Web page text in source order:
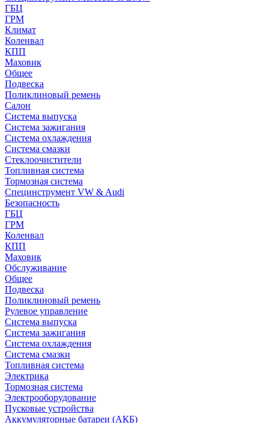
ГБЦ
ГРМ
Климат
Коленвал
КПП
Маховик
Общее
Подвеска
Поликлиновый ремень
Салон
Система выпуска
Система зажигания
Система охлаждения
Система смазки
Стеклоочистители
Топливная система
Тормозная система
Специнструмент VW & Audi
Безопасность
ГБЦ
ГРМ
Коленвал
КПП
Маховик
Обслуживание
Общее
Подвеска
Поликлиновый ремень
Рулевое управление
Система выпуска
Система зажигания
Система охлаждения
Система смазки
Топливная система
Электрика
Тормозная система
Электрооборудование
Пусковые устройства
Аккумуляторные батареи (АКБ)